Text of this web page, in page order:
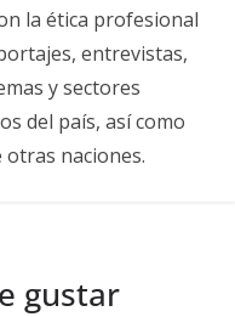
la ética profesional
entrevistas,
y sectores
del país, así como
otras naciones.
gustar